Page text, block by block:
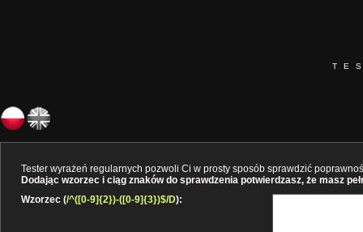
Tester wyrażeń regularnych pozwoli Ci w prosty sposób sprawdzić
Dodając wzorzec i ciąg znaków do sprawdzenia potwierdzasz, że masz
Wzorzec (/^([0-9]{2})-([0-9]{3})$/D):